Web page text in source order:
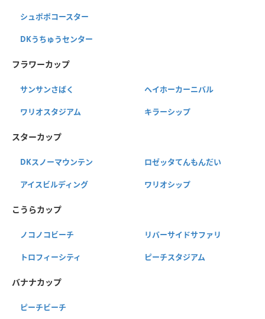
シュポポコースター
DKうちゅうセンター
フラワーカップ
サンサンさばく ヘイホーカーニバル
ワリオスタジアム キラーシップ
スターカップ
DKスノーマウンテン ロゼッタてんもんだい
アイスビルディング ワリオシップ
こうらカップ
ノコノコビーチ リバーサイドサファリ
トロフィーシティ ピーチスタジアム
バナナカップ
ピーチビーチ